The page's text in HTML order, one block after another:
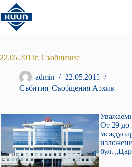
Преминаване
към
съдържанието
22.05.2013г. Съобщение
admin
22.05.2013
Събития, Съобщения Архив
От 29 до
бул.